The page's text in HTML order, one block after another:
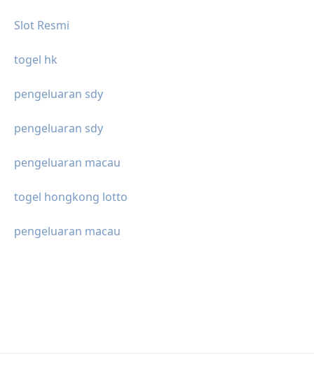
Slot Resmi
togel hk
pengeluaran sdy
pengeluaran sdy
pengeluaran macau
togel hongkong lotto
pengeluaran macau